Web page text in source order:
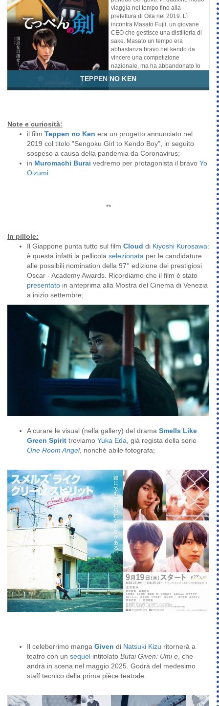
stanno già soffrendo a causa delle
carestie e delle pestilenze che
causano devastazione. Oltre
80.000 corpi si accumulano sulle
rive del fiume Kamo in soli due
mesi. Nei secoli bui della stor...
Genere
Avventura
Azione Storico
viaggia nel tempo fino alla
prefettura di Oita nel 2019. Lì
incontra Masato Fujii, un giovane
CEO che gestisce una distilleria di
sake. Masato un tempo era
abbastanza bravo nel kendo da
vincere una competizione
nazionale, ma ha abbandonato lo
gestione della distilleria di sake.
TEPPEN NO KEN
Note e curiosità:
il film Teppen no Ken era un progetto annunciato nel
2019 col titolo "Sengoku Girl to Kendo Boy", in seguito
sospeso a causa della pandemia da Coronavirus;
in Muromachi Burai vedremo per protagonista il bravo Yo
Oizumi
**
In pillole:
Il Giappone punta tutto sul film Cloud di Kiyoshi Kurosawa:
è questa infatti la pellicola selezionata per le candidature
alle possibili nomination della 97° edizione dei prestigiosi
Oscar - Academy Awards. Ricordiamo che il film è stato
presentato in anteprima alla Mostra del Cinema di Venezia
a inizio settembre;
A curare le visual (nella gallery) del drama Smells Like
Green Spirit troviamo Yuka Eda , già regista della serie
One Room Angel, nonché abile fotografa;
Il celeberrimo manga Given di Natsuki Kizu ritornerà a
teatro con un sequel intitolato Butai Given: Umi e , che
andrà in scena nel maggio 2025. Godrà del medesimo
staff tecnico della prima pièce teatrale.